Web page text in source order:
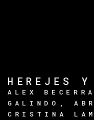
HEREJES Y
ALEX
GALINDO,
CRISTINA